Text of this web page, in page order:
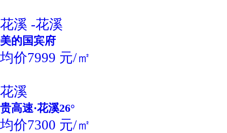
花溪 -花溪
美的国宾府
均价7999 元/㎡
花溪
贵高速·花溪26°
均价7300 元/㎡